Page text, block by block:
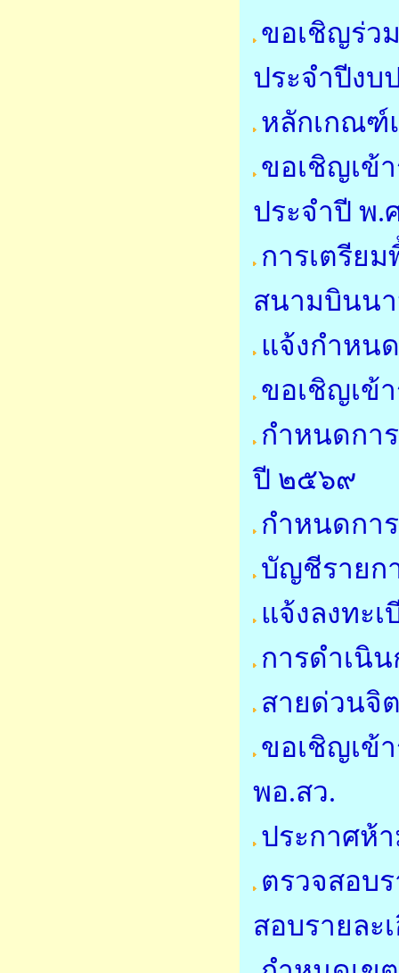
ขอเชิญร่ว
ประจำปีง
หลักเกณฑ์
ขอเชิญเข้
ประจำปี พ
การเตรีย
สนามบินน
แจ้งกำหน
ขอเชิญเข้
กำหนดกา
ปี ๒๕๖๙
กำหนดกา
บัญชีรายก
แจ้งลงทะ
การดำเนิ
สายด่วนจิ
ขอเชิญเข้
พอ.สว.
ประกาศห้
ตรวจสอบ
สอบรายละ